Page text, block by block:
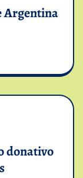
Argentina
donativo